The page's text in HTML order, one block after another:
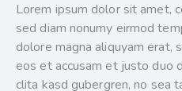
Lorem ipsum dolor sit amet,
sed diam nonumy eirmod
dolore magna aliquyam erat,
eos et accusam et justo duo
clita kasd gubergren, no sea